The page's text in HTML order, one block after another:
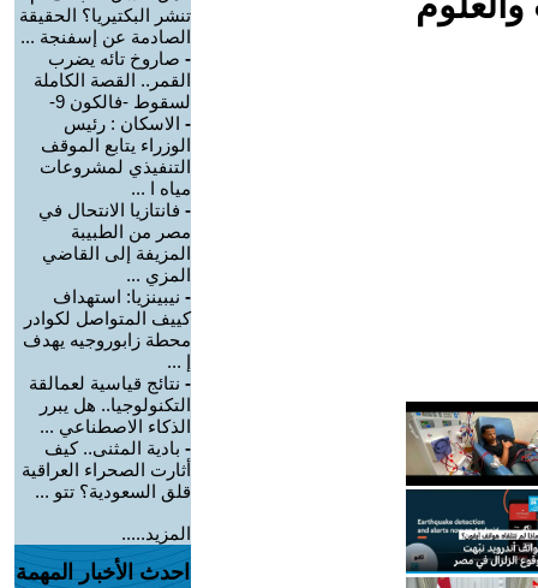
تنشر البكتيريا؟ الحقيقة
الصادمة عن إسفنجة ...
- صاروخ تائه يضرب
القمر.. القصة الكاملة
لسقوط -فالكون 9-
- الاسكان : رئيس
الوزراء يتابع الموقف
التنفيذي لمشروعات
مياه ا ...
- فانتازيا الانتحال في
مصر من الطبيبة
المزيفة إلى القاضي
المزي ...
- نيبينزيا: استهداف
كييف المتواصل لكوادر
محطة زابوروجيه يهدف
إ ...
- نتائج قياسية لعمالقة
التكنولوجيا.. هل يبرر
الذكاء الاصطناعي ...
- بادية المثنى.. كيف
أثارت الصحراء العراقية
قلق السعودية؟ تتو ...
المزيد.....
احدث الأخبار المهمة